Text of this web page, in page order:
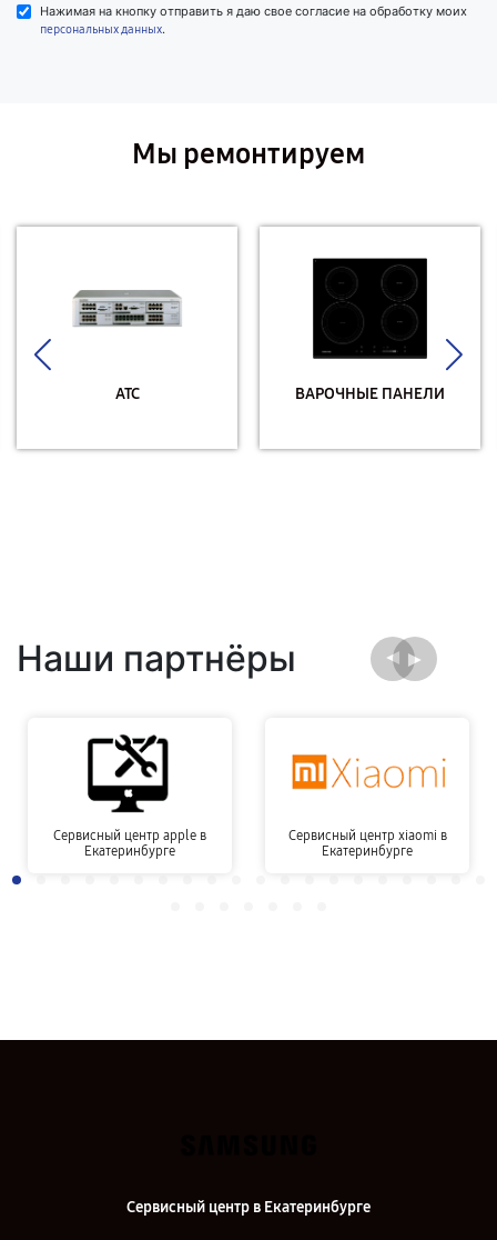
Нажимая на кнопку отправить я даю свое согласие на обработку моих
персональных данных.
Мы ремонтируем
АТС ВАРОЧНЫЕ ПАНЕЛИ
Наши партнёры
Сервисный центр apple в
Екатеринбурге
Сервисный центр xiaomi в
Екатеринбурге
Сервисный центр в Екатеринбурге